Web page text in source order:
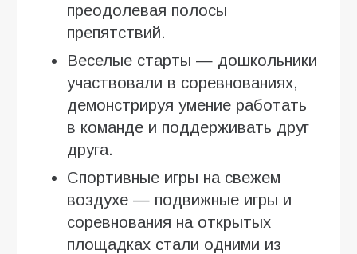
преодолевая полосы
препятствий.
Веселые старты — дошкольники
участвовали в соревнованиях,
демонстрируя умение работать
в команде и поддерживать друг
друга.
Спортивные игры на свежем
воздухе — подвижные игры и
соревнования на открытых
площадках стали одними из